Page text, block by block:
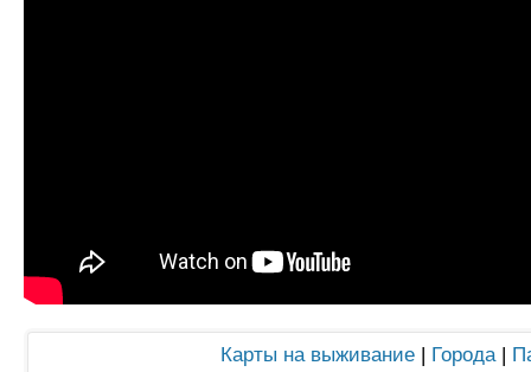
Карты на выживание| Города|